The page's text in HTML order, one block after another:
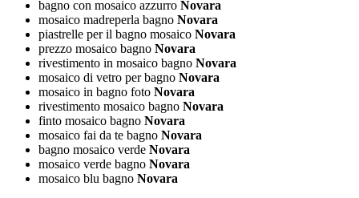
bagno con mosaico azzurro Novara
mosaico madreperla bagno Novara
piastrelle per il bagno mosaico Novara
prezzo mosaico bagno Novara
rivestimento in mosaico bagno Novara
mosaico di vetro per bagno Novara
mosaico in bagno foto Novara
rivestimento mosaico bagno Novara
finto mosaico bagno Novara
mosaico fai da te bagno Novara
bagno mosaico verde Novara
mosaico verde bagno Novara
mosaico blu bagno Novara